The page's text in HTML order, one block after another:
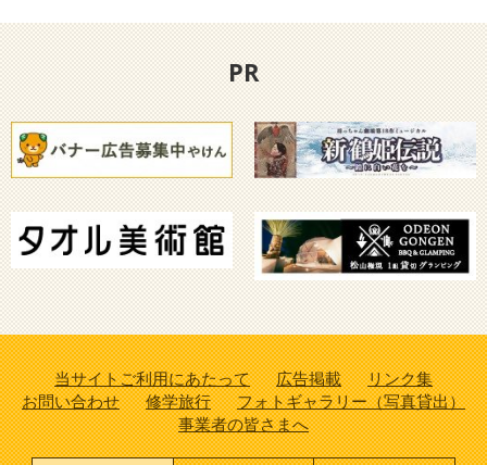
PR
当サイトご利用にあたって 広告掲載
リンク集
お問い合わせ
修学旅行
フォトギャラリー（写真貸出）
事業者の皆さまへ